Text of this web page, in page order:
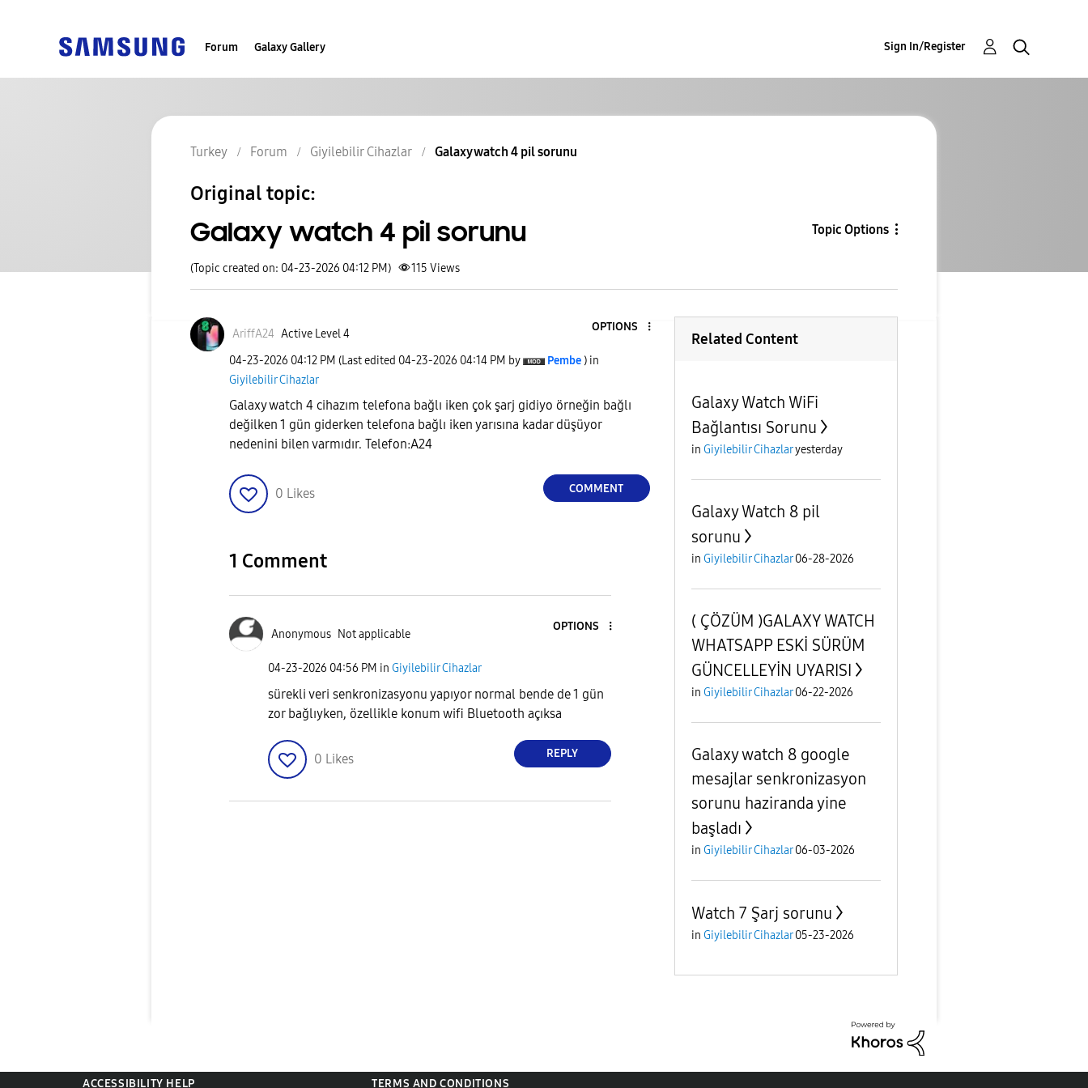
Forum Galaxy Gallery Sign In/Register
Turkey Forum Giyilebilir Cihazlar Galaxy watch 4 pil sorunu
Original topic:
Galaxy watch 4 pil sorunu Topic Options
(Topic created on: 04-23-2026 04:12 PM) 115 Views
AriffA24 Active Level 4
OPTIONS
‎04-23-2026 04:12 PM (Last edited ‎04-23-2026 04:14 PM by Pembe ) in
Giyilebilir Cihazlar
Galaxy watch 4 cihazım telefona bağlı iken çok şarj gidiyo örneğin bağlı
değilken 1 gün giderken telefona bağlı iken yarısına kadar düşüyor
nedenini bilen varmıdır. Telefon:A24
0 Likes COMMENT
1 Comment
Anonymous Not applicable
OPTIONS
‎04-23-2026 04:56 PM in Giyilebilir Cihazlar
sürekli veri senkronizasyonu yapıyor normal bende de 1 gün
zor bağlıyken, özellikle konum wifi Bluetooth açıksa
0 Likes REPLY
Related Content
Galaxy Watch WiFi
Bağlantısı Sorunu
in Giyilebilir Cihazlaryesterday
Galaxy Watch 8 pil
sorunu
in Giyilebilir Cihazlar 06-28-2026
( ÇÖZÜM )GALAXY WATCH
WHATSAPP ESKİ SÜRÜM
GÜNCELLEYİN UYARISI
in Giyilebilir Cihazlar 06-22-2026
Galaxy watch 8 google
mesajlar senkronizasyon
sorunu haziranda yine
başladı
in Giyilebilir Cihazlar 06-03-2026
Watch 7 Şarj sorunu
in Giyilebilir Cihazlar 05-23-2026
ACCESSIBILITY HELP TERMS AND CONDITIONS